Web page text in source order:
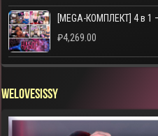
[MEGA-КОМПЛЕКТ] 4 в 1
₽4,269.00
WELOVESISSY